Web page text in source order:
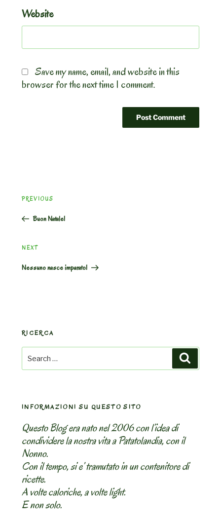
Website
Save my name, email, and website in this
browser for the next time I comment.
navigation
Previous
PREVIOUS
Buon Natale!
Next
NEXT
Nessuno nasce imparato!
RICERCA
Search
for:
INFORMAZIONI SU QUESTO SITO
Questo Blog era nato nel 2006 con l’idea di
condividere la nostra vita a Patatolandia, con il
Nonno.
Con il tempo, si e’ tramutato in un contenitore di
ricette.
A volte caloriche, a volte light.
E non solo.